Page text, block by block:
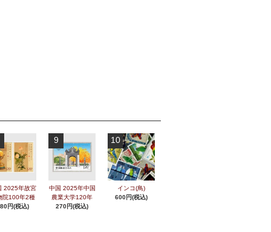
2025年故宮
院100年2種
円(税込)
9
中国 2025年中国
農業大学120年
270円(税込)
10
インコ(鳥)
600円(税込)